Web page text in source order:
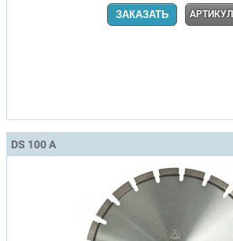
ЗАКАЗАТЬ
DS 100 A